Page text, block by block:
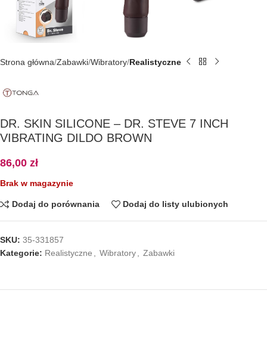
Strona główna Zabawki Wibratory Realistyczne
DR. SKIN SILICONE – DR. STEVE 7 INCH
VIBRATING DILDO BROWN
86,00 zł
Brak w magazynie
Dodaj do porównania Dodaj do listy ulubionych
SKU: 35-331857
Kategorie: Realistyczne Wibratory Zabawki